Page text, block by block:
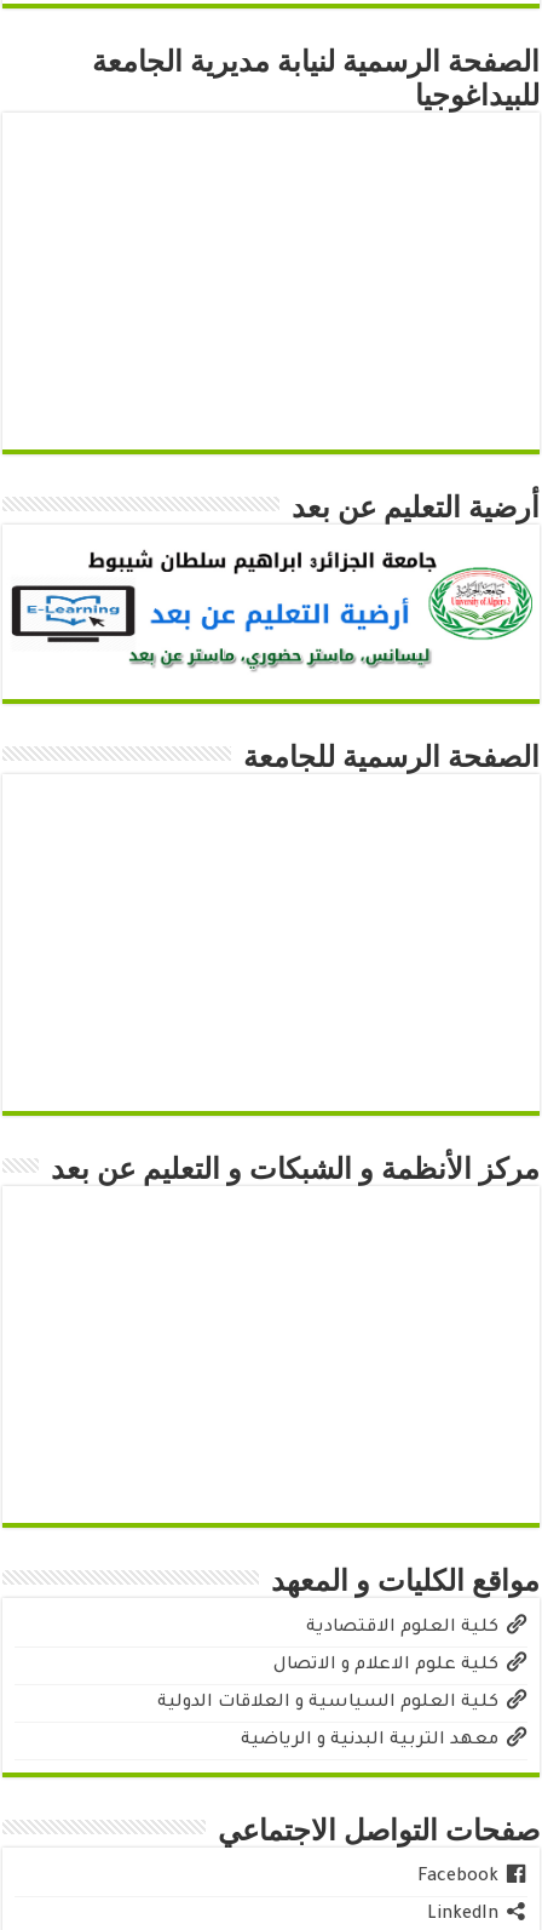
الصفحة الرسمية لنيابة مديرية الجامعة
للبيداغوجيا
أرضية التعليم عن بعد
الصفحة الرسمية للجامعة
مركز الأنظمة و الشبكات و التعليم عن بعد
مواقع الكليات و المعهد
كلية العلوم الاقتصادية
كلية علوم الاعلام و الاتصال
كلية العلوم السياسية و العلاقات الدولية
معهد التربية البدنية و الرياضية
صفحات التواصل الاجتماعي
Facebook
LinkedIn